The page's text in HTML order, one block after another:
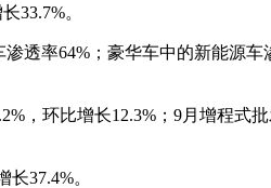
33.7%。
透率64%；豪华车中的新能源
，环比增长12.3%；9月增程式
37.4%。